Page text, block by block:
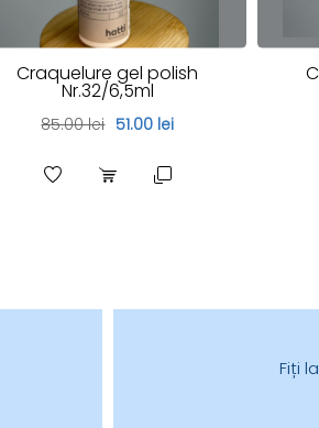
Craquelure gel polish
Nr.32/6,5ml
85.00 lei 51.00 lei
Fiți